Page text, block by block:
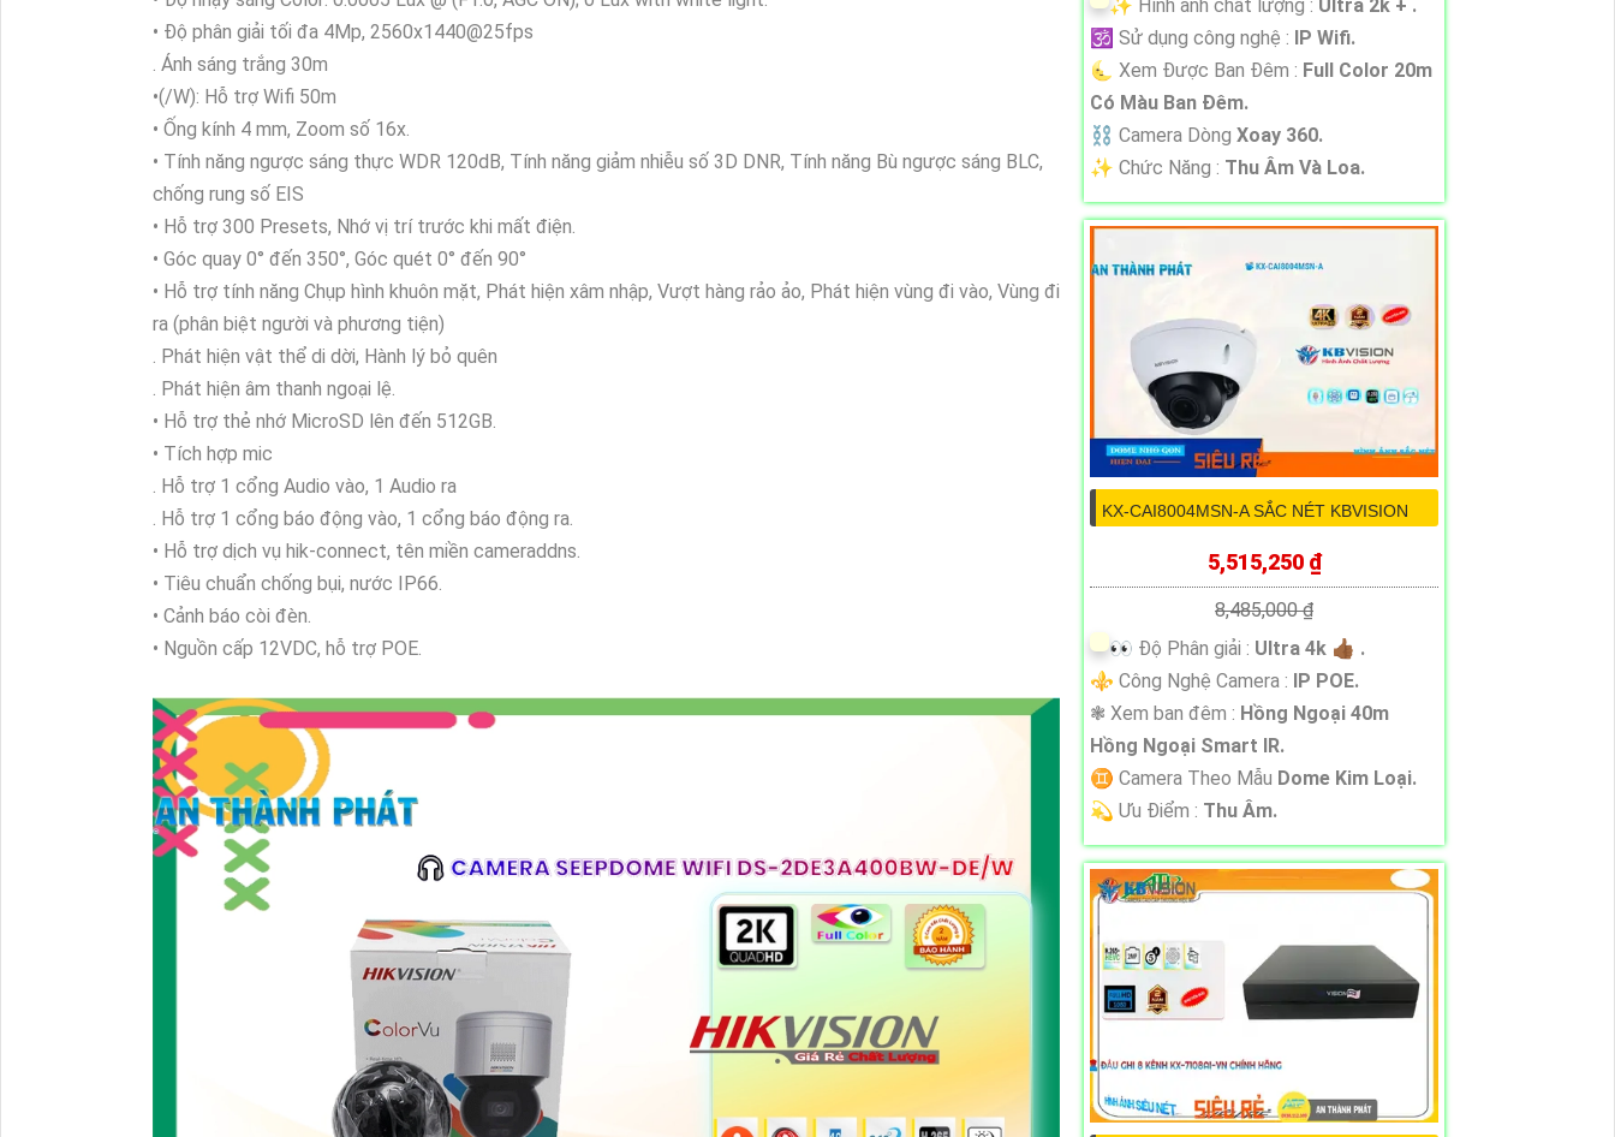
• Độ phân giải tối đa 4Mp, 2560x1440@25fps
. Ánh sáng trắng 30m
•(/W): Hỗ trợ Wifi 50m
• Ống kính 4 mm, Zoom số 16x.
• Tính năng ngược sáng thực WDR 120dB, Tính năng giảm nhiễu số 3D DNR, Tính năng Bù ngược sáng BLC,
chống rung số EIS
• Hỗ trợ 300 Presets, Nhớ vị trí trước khi mất điện.
• Góc quay 0° đến 350°, Góc quét 0° đến 90°
• Hỗ trợ tính năng Chụp hình khuôn mặt, Phát hiện xâm nhập, Vượt hàng rảo ảo, Phát hiện vùng đi vào, Vùng đi
ra (phân biệt người và phương tiện)
. Phát hiện vật thể di dời, Hành lý bỏ quên
. Phát hiện âm thanh ngoại lệ.
• Hỗ trợ thẻ nhớ MicroSD lên đến 512GB.
• Tích hợp mic
. Hỗ trợ 1 cổng Audio vào, 1 Audio ra
. Hỗ trợ 1 cổng báo động vào, 1 cổng báo động ra.
• Hỗ trợ dịch vụ hik-connect, tên miền cameraddns.
• Tiêu chuẩn chống bụi, nước IP66.
• Cảnh báo còi đèn.
• Nguồn cấp 12VDC, hỗ trợ POE.
✨ Hình ảnh chất lượng : Ultra 2k + .
🕉️ Sử dụng công nghệ :
IP Wifi.
🌜 Xem Được Ban Đêm : Full Color 20m
Có Màu Ban Ðêm.
⛓ Camera Dòng Xoay 360.
️✨ Chức Năng : Thu Âm Và Loa.
KX-CAI8004MSN-A SẮC NÉT KBVISION
5,515,250 ₫
8,485,000 ₫
️👀 Độ Phân giải : Ultra 4k 👍🏾 .
⚜️ Công Nghệ Camera : IP POE.
❃ Xem ban đêm : Hồng Ngoại 40m
Hồng Ngoại Smart IR.
♊ Camera Theo Mẫu Dome Kim Loại.
️💫 Ưu Điểm : Thu Âm.